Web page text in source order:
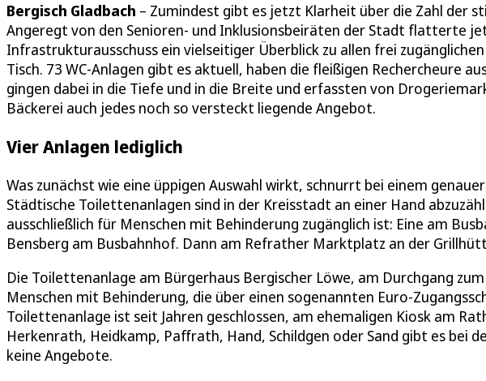
Bergisch Gladbach – Zumindest gibt es jetzt Klarheit über die Zahl der
Angeregt von den Senioren- und Inklusionsbeiräten der Stadt flatterte
Infrastrukturausschuss ein vielseitiger Überblick zu allen frei
Tisch. 73 WC-Anlagen gibt es aktuell, haben die fleißigen Rechercheure
gingen dabei in die Tiefe und in die Breite und erfassten von
Bäckerei auch jedes noch so versteckt liegende Angebot.
Vier Anlagen lediglich
Was zunächst wie eine üppigen Auswahl wirkt, schnurrt bei einem
Städtische Toilettenanlagen sind in der Kreisstadt an einer Hand
ausschließlich für Menschen mit Behinderung zugänglich ist: Eine am
Bensberg am Busbahnhof. Dann am Refrather Marktplatz an der
Die Toilettenanlage am Bürgerhaus Bergischer Löwe, am Durchgang
Menschen mit Behinderung, die über einen sogenannten Euro-
Toilettenanlage ist seit Jahren geschlossen, am ehemaligen Kiosk am
Herkenrath, Heidkamp, Paffrath, Hand, Schildgen oder Sand gibt es bei
keine Angebote.